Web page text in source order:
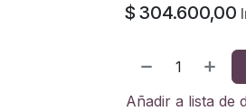
$ 304.600,00
Añadir a lista de